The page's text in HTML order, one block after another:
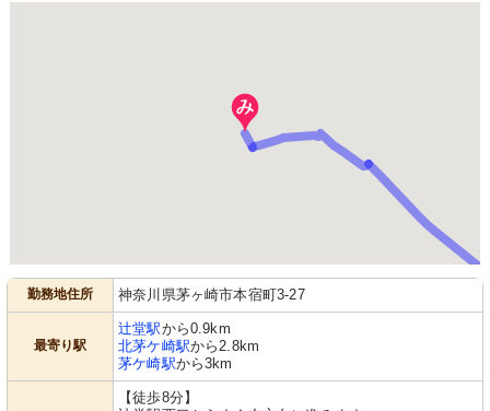
勤務地住所 神奈川県茅ヶ崎市本宿町3-27
最寄り駅
辻堂駅から0.9km
北茅ケ崎駅から2.8km
茅ケ崎駅から3km
【徒歩8分】